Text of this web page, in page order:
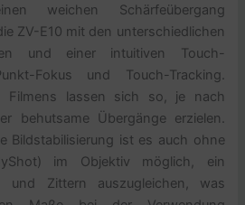
weichen Schärfeübergang
ZV-E10 mit den unterschiedlichen
und einer intuitiven Touch-
Fokus und Touch-Tracking.
Filmens lassen sich so, je nach
behutsame Übergänge erzielen.
Bildstabilisierung ist es auch ohne
im Objektiv möglich, ein
und Zittern auszugleichen, was